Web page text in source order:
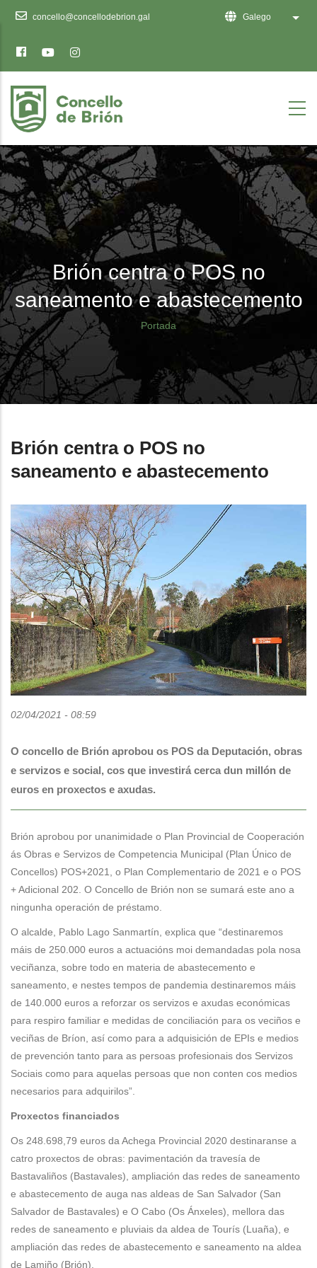
sitio
web
inclúe
un
sistema
de
accesibilidade.
concello@concellodebrion.gal Galego List
Brión centra o POS no
saneamento e abastecemento
Breadcrumb
Portada
Brión centra o POS no
saneamento e abastecemento
02/04/2021 - 08:59
O concello de Brión aprobou os POS da Deputación, obras
e servizos e social, cos que investirá cerca dun millón de
euros en proxectos e axudas.
Brión aprobou por unanimidade o Plan Provincial de Cooperación
ás Obras e Servizos de Competencia Municipal (Plan Único de
Concellos) POS+2021, o Plan Complementario de 2021 e o POS
+ Adicional 202. O Concello de Brión non se sumará este ano a
ningunha operación de préstamo.
O alcalde, Pablo Lago Sanmartín, explica que “destinaremos
máis de 250.000 euros a actuacións moi demandadas pola nosa
veciñanza, sobre todo en materia de abastecemento e
saneamento, e nestes tempos de pandemia destinaremos máis
de 140.000 euros a reforzar os servizos e axudas económicas
para respiro familiar e medidas de conciliación para os veciños e
veciñas de Bríon, así como para a adquisición de EPIs e medios
de prevención tanto para as persoas profesionais dos Servizos
Sociais como para aquelas persoas que non conten cos medios
necesarios para adquirilos”.
Proxectos financiados
Os 248.698,79 euros da Achega Provincial 2020 destinaranse a
catro proxectos de obras: pavimentación da travesía de
Bastavaliños (Bastavales), ampliación das redes de saneamento
e abastecemento de auga nas aldeas de San Salvador (San
Salvador de Bastavales) e O Cabo (Os Ánxeles), mellora das
redes de saneamento e pluviais da aldea de Tourís (Luaña), e
ampliación das redes de abastecemento e saneamento na aldea
de Lamiño (Brión).